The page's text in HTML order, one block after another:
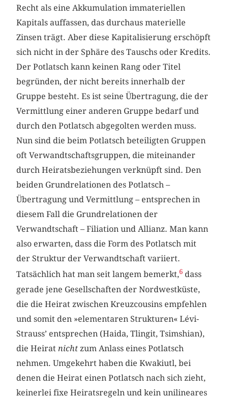
Recht als eine Akkumulation immateriellen
Kapitals auffassen, das durchaus materielle
Zinsen trägt. Aber diese Kapitalisierung erschöpft
sich nicht in der Sphäre des Tauschs oder Kredits.
Der Potlatsch kann keinen Rang oder Titel
begründen, der nicht bereits innerhalb der
Gruppe besteht. Es ist seine Übertragung, die der
Vermittlung einer anderen Gruppe bedarf und
durch den Potlatsch abgegolten werden muss.
Nun sind die beim Potlatsch beteiligten Gruppen
oft Verwandtschaftsgruppen, die miteinander
durch Heiratsbeziehungen verknüpft sind. Den
beiden Grundrelationen des Potlatsch –
Übertragung und Vermittlung – entsprechen in
diesem Fall die Grundrelationen der
Verwandtschaft – Filiation und Allianz. Man kann
also erwarten, dass die Form des Potlatsch mit
der Struktur der Verwandtschaft variiert.
Tatsächlich hat man seit langem bemerkt,6 dass
gerade jene Gesellschaften der Nordwestküste,
die die Heirat zwischen Kreuzcousins empfehlen
und somit den »elementaren Strukturen« Lévi-
Strauss’ entsprechen (Haida, Tlingit, Tsimshian),
die Heirat nicht zum Anlass eines Potlatsch
nehmen. Umgekehrt haben die Kwakiutl, bei
denen die Heirat einen Potlatsch nach sich zieht,
keinerlei fixe Heiratsregeln und kein unilineares